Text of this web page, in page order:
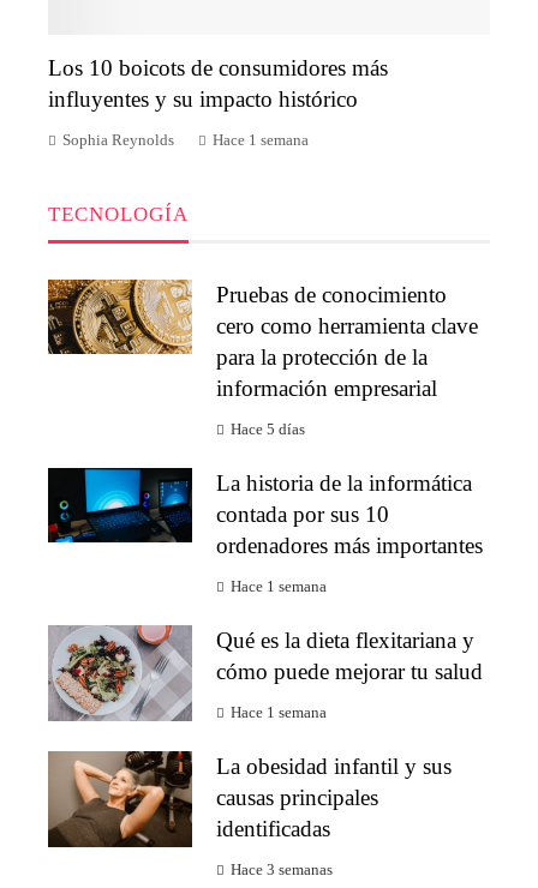
Los 10 boicots de consumidores más
influyentes y su impacto histórico
Sophia Reynolds Hace 1 semana
TECNOLOGÍA
Pruebas de conocimiento
cero como herramienta clave
para la protección de la
información empresarial
Hace 5 días
La historia de la informática
contada por sus 10
ordenadores más importantes
Hace 1 semana
Qué es la dieta flexitariana y
cómo puede mejorar tu salud
Hace 1 semana
La obesidad infantil y sus
causas principales
identificadas
Hace 3 semanas